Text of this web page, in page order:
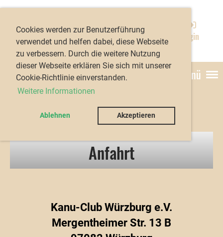
Cookies werden zur Benutzerführung
verwendet und helfen dabei, diese Webseite
zu verbessern. Durch die weitere Nutzung
dieser Webseite erklären Sie sich mit unserer
Cookie-Richtlinie einverstanden.
Weitere Informationen
Ablehnen Akzeptieren
e.V.
Login
Menü
Anfahrt
Kanu-Club Würzburg e.V.
Mergentheimer Str. 13 B